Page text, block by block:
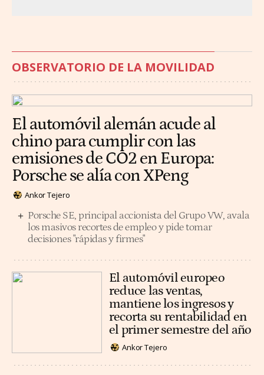
OBSERVATORIO DE LA MOVILIDAD
El automóvil alemán acude al
chino para cumplir con las
emisiones de CO2 en Europa:
Porsche se alía con XPeng
Ankor Tejero
Porsche SE, principal accionista del Grupo VW, avala
los masivos recortes de empleo y pide tomar
decisiones "rápidas y firmes"
El automóvil europeo
reduce las ventas,
mantiene los ingresos y
recorta su rentabilidad en
el primer semestre del año
Ankor Tejero